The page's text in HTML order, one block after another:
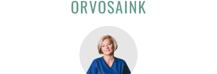
ORVOSAINK